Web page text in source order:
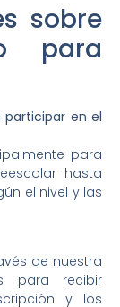
sobre
para
participar en el
para
hasta
el nivel y las
de nuestra
para recibir
y los